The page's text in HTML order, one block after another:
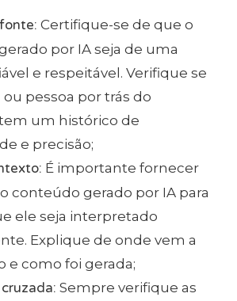
Certifique-se de que o
por IA seja de uma
e respeitável. Verifique se
pessoa por trás do
um histórico de
e precisão;
É importante fornecer
conteúdo gerado por IA para
ele seja interpretado
Explique de onde vem a
e como foi gerada;
Sempre verifique as